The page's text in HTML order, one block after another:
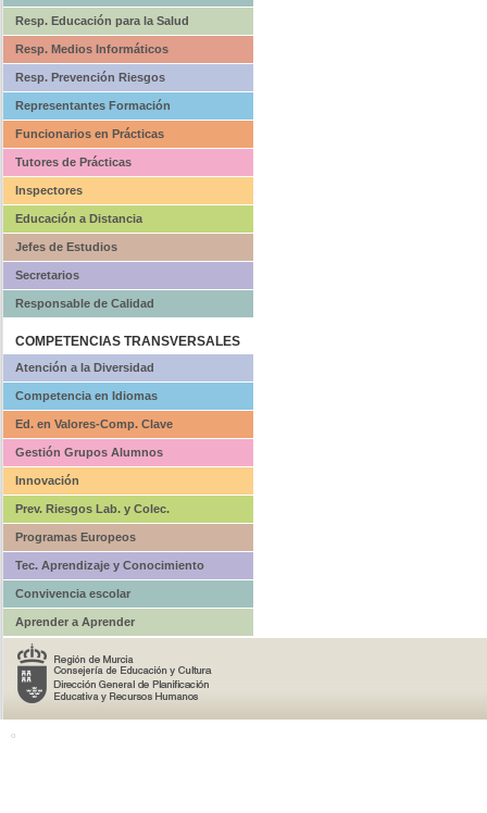
Resp. Educación para la Salud
Resp. Medios Informáticos
Resp. Prevención Riesgos
Representantes Formación
Funcionarios en Prácticas
Tutores de Prácticas
Inspectores
Educación a Distancia
Jefes de Estudios
Secretarios
Responsable de Calidad
COMPETENCIAS TRANSVERSALES
Atención a la Diversidad
Competencia en Idiomas
Ed. en Valores-Comp. Clave
Gestión Grupos Alumnos
Innovación
Prev. Riesgos Lab. y Colec.
Programas Europeos
Tec. Aprendizaje y Conocimiento
Convivencia escolar
Aprender a Aprender
o